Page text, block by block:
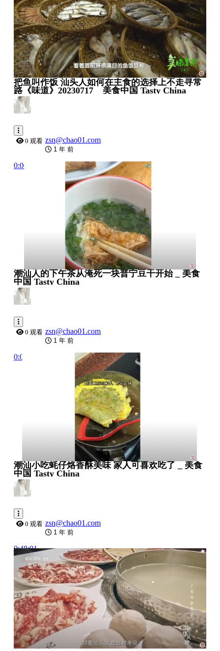
把鱼叫作饭 汕头人如何在主食的选择上不走寻常
路《味道》20230717 _ 美食中国 Tasty China
0 观看 zsn@chao01.com
1 年 前
0:00:13
潮汕人的下午茶从淹死一块普宁豆干开始 _ 美食
中国 Tasty China
0 观看 zsn@chao01.com
1 年 前
0:00:33
潮汕小吃蚝仔烙香酥美味 家人可喜欢吃了 _ 美食
中国 Tasty China
0 观看 zsn@chao01.com
1 年 前
0:48:01